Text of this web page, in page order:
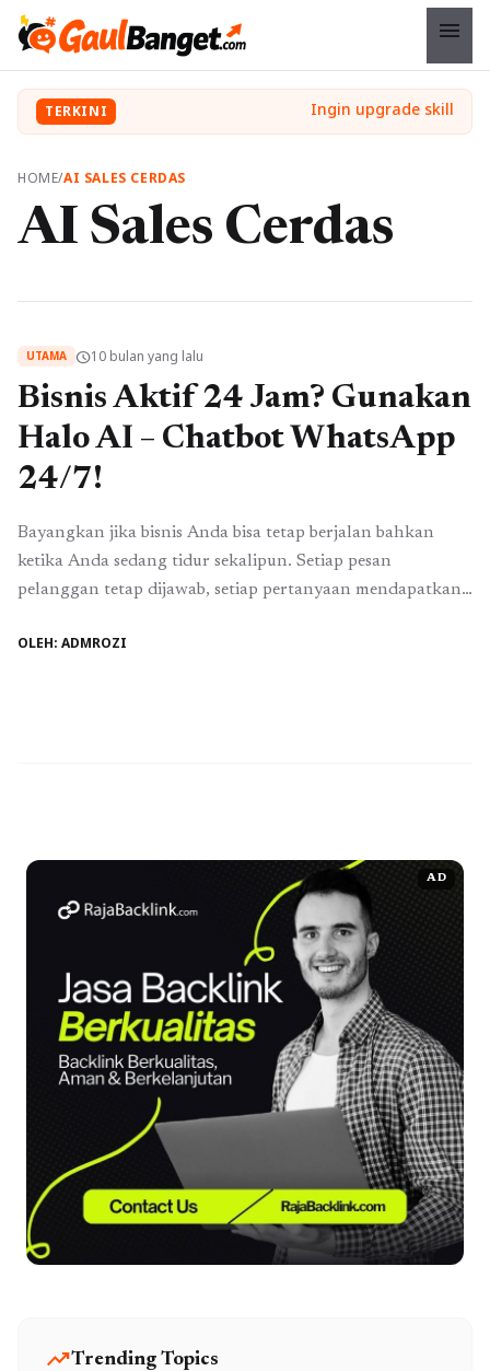
menu
TERKINI
HOME/AI SALES CERDAS
AI Sales Cerdas
UTAMA schedule10 bulan yang lalu
Bisnis Aktif 24 Jam? Gunakan
Halo AI – Chatbot WhatsApp
24/7!
Bayangkan jika bisnis Anda bisa tetap berjalan bahkan
ketika Anda sedang tidur sekalipun. Setiap pesan
pelanggan tetap dijawab, setiap pertanyaan mendapatkan
terlewatkan. Di era digital yang kompetitif seperti
OLEH: ADMROZI
AD
trending_upTrending Topics